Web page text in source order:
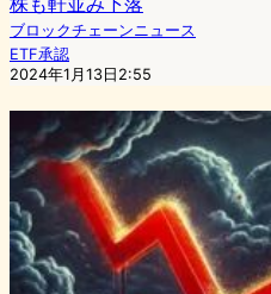
ブロックチェーンニュース
ETF承認
2024年1月13日2:55